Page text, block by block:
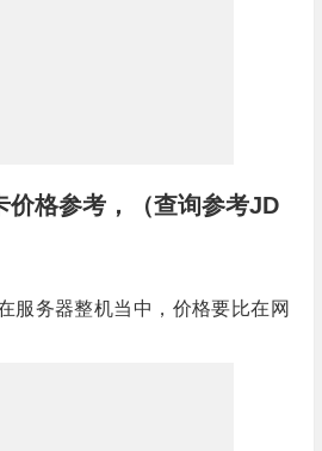
价格参考，（查询参考JD
服务器整机当中，价格要比在网